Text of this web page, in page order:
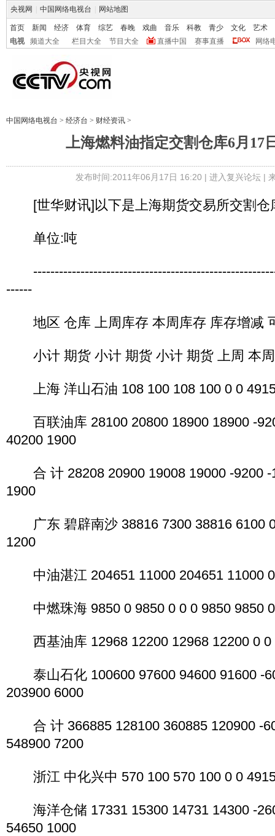
央视网 中国网络电视台 网站地图
首页 新闻 经济 体育 综艺 春晚 戏曲 音乐 科教 青少 文化
艺术
电视
频道大全 栏目大全 节目大全 直播中国 赛事直播 网络
中国网络电视台 > 经济台 > 财经资讯 >
上海燃料油指定交割仓库6月17
发布时间:2011年06月17日 16:20 | 进入复兴论坛|
[世华财讯]以下是上海期货交易所交割仓
单位:吨
------
地区 仓库 上周库存 本周库存 库存增减
小计 期货 小计 期货 小计 期货 上周 本
上海 洋山石油 108 100 108 100 0 0
百联油库 28100 20800 18900 18900 -
40200 1900
合 计 28208 20900 19008 19000 -9200 -
1900
广东 碧辟南沙 38816 7300 38816 6100 0
1200
中油湛江 204651 11000 204651 11000 0
中燃珠海 9850 0 9850 0 0 0 9850 9850 0
西基油库 12968 12200 12968 12200 0 0
泰山石化 100600 97600 94600 91600 -
203900 6000
合 计 366885 128100 360885 120900 -
548900 7200
浙江 中化兴中 570 100 570 100 0 0
海洋仓储 17331 15300 14731 14300 -
54650 1000